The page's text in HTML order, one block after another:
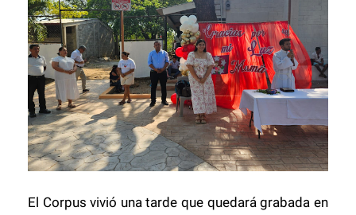
El Corpus vivió una tarde que quedará grabada en